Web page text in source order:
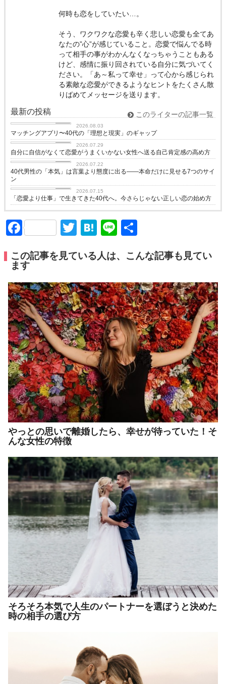
何時も恋をしていたい…。
そう、ワクワクな恋愛も辛く悲しい恋愛も全てあ
なたの”心”が感じていること。恋愛で悩んでる時
って相手の事がわかんなくなっちゃうこともある
けど、感情に振り回されている自分に気づいてく
ださい。「あ～私って幸せ」って心から感じられ
る素敵な恋愛ができるようなヒントをたくさん散
りばめてメッセージを送ります。
最新の投稿 このライターの記事一覧
2026.08.03
マッチングアプリ〜40代の「理想と現実」のギャップ
love
2026.07.29
自分に自信がなくて恋愛がうまくいかない女性へ送る自己肯定感の高め方
love
2026.07.22
40代男性の「本気」は言葉より態度に出る——本命だけに見せる7つのサイ
ン
love
2026.07.15
「恋愛より仕事」で生きてきた40代へ。今さらじゃない正しい恋の始め方
FacebookTwitter
Hatena
Line
この記事を見ている人は、こんな記事も見てい
ます
やっとの思いで離婚したら、幸せが待っていた！そ
んな女性の特徴
そろそろ本気で人生のパートナーを選ぼうと決めた
時の相手の選び方